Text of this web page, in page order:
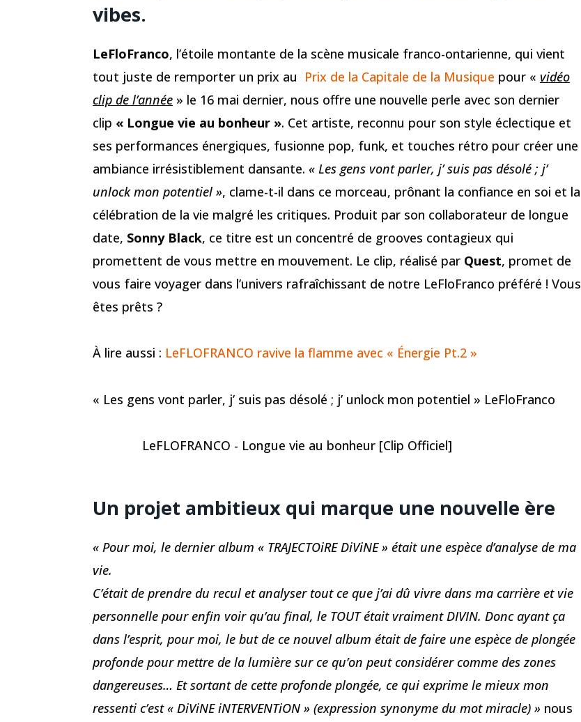
vibes.
LeFloFranco, l’étoile montante de la scène musicale franco-ontarienne, qui vient
tout juste de remporter un prix au Prix de la Capitale de la Musique pour « vidéo
clip de l’année » le 16 mai dernier, nous offre une nouvelle perle avec son dernier
clip « Longue vie au bonheur ». Cet artiste, reconnu pour son style éclectique et
ses performances énergiques, fusionne pop, funk, et touches rétro pour créer une
ambiance irrésistiblement dansante. « Les gens vont parler, j’ suis pas désolé ; j’
unlock mon potentiel », clame-t-il dans ce morceau, prônant la confiance en soi et la
célébration de la vie malgré les critiques. Produit par son collaborateur de longue
date, Sonny Black, ce titre est un concentré de grooves contagieux qui
promettent de vous mettre en mouvement. Le clip, réalisé par Quest, promet de
vous faire voyager dans l’univers rafraîchissant de notre LeFloFranco préféré ! Vous
êtes prêts ?
À lire aussi : LeFLOFRANCO ravive la flamme avec « Énergie Pt.2 »
« Les gens vont parler, j’ suis pas désolé ; j’ unlock mon potentiel » LeFloFranco
LeFLOFRANCO - Longue vie au bonheur [Clip Officiel]
Un projet ambitieux qui marque une nouvelle ère
« Pour moi, le dernier album « TRAJECTOiRE DiViNE » était une espèce d’analyse de ma
vie.
C’était de prendre du recul et analyser tout ce que j’ai dû vivre dans ma carrière et vie
personnelle pour enfin voir qu’au final, le TOUT était vraiment DIVIN. Donc ayant ça
dans l’esprit, pour moi, le but de ce nouvel album était de faire une espèce de plongée
profonde pour mettre de la lumière sur ce qu’on peut considérer comme des zones
dangereuses… Et sortant de cette profonde plongée, ce qui exprime le mieux mon
ressenti c’est « DiViNE iNTERVENTiON » (expression synonyme du mot miracle) » nous